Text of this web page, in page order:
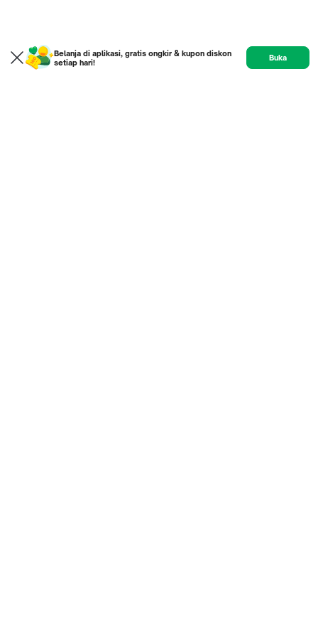
Belanja di aplikasi, gratis ongkir & kupon diskon
setiap hari!
Buka